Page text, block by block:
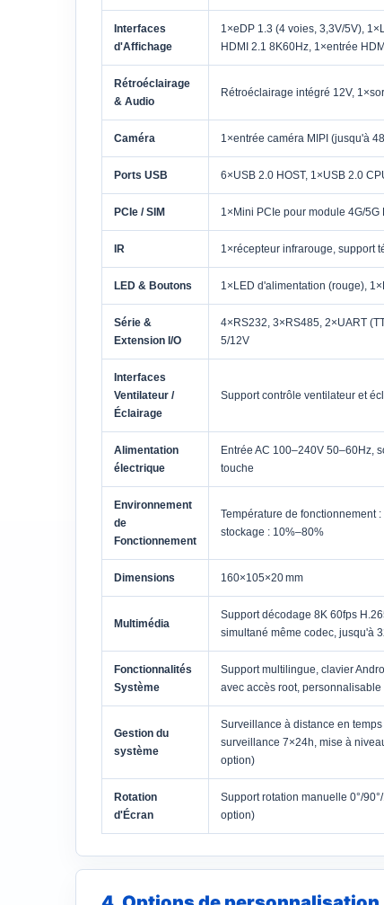
Interfaces
d'Affichage
1×eDP 1.3 (4 voies, 3,3V/5V),
HDMI 2.1 8K60Hz, 1×entrée
Rétroéclairage
& Audio
Rétroéclairage intégré 12V,
Caméra 1×entrée caméra MIPI (jusqu'à
Ports USB 6×USB 2.0 HOST, 1×USB 2.0
PCIe / SIM 1×Mini PCIe pour module 4G/5G
IR 1×récepteur infrarouge, support
LED & Boutons 1×LED d'alimentation (rouge),
Série &
Extension I/O
4×RS232, 3×RS485, 2×UART
5/12V
Interfaces
Ventilateur /
Éclairage
Support contrôle ventilateur et
Alimentation
électrique
Entrée AC 100–240V 50–60Hz,
touche
Environnement
de
Fonctionnement
Température de fonctionnement :
stockage : 10%–80%
Dimensions 160×105×20 mm
Multimédia
Support décodage 8K 60fps
simultané même codec, jusqu'à
Fonctionnalités
Système
Support multilingue, clavier
avec accès root,
Gestion du
système
Surveillance à distance en
surveillance 7×24h, mise à
option)
Rotation
d'Écran
Support rotation manuelle 0°/
option)